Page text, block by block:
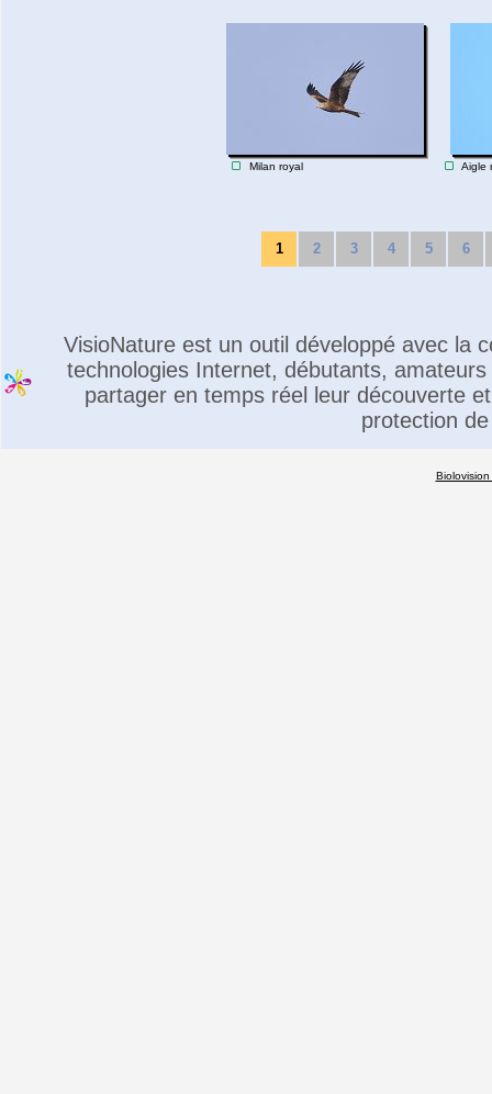
Milan royal Aigle
1 2 3 4 5 6
VisioNature est un outil développé avec la
technologies Internet, débutants,
partager en temps réel leur découverte
protection
Biolovision